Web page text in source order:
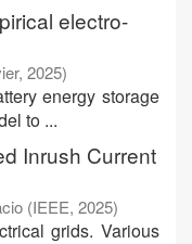
electro-
, 2025)
energy storage
to ...
Inrush Current
(IEEE, 2025)
grids. Various